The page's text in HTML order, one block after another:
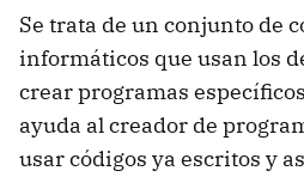
Se trata de un conjunto de
informáticos que usan los
crear programas
ayuda al creador de
usar códigos ya escritos y